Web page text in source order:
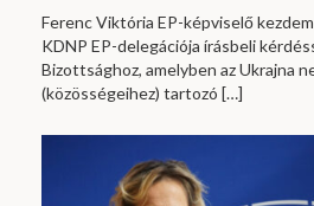
Ferenc Viktória EP-képviselő
KDNP EP-delegációja írásbeli
Bizottsághoz, amelyben az Ukrajna
(közösségeihez) tartozó […]